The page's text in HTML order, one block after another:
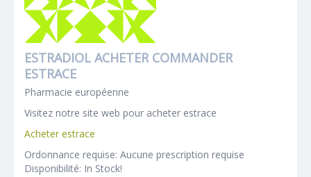
ESTRADIOL ACHETER COMMANDER
ESTRACE
Pharmacie européenne
Visitez notre site web pour acheter estrace
Acheter estrace
Ordonnance requise: Aucune prescription requise
Disponibilité: In Stock!